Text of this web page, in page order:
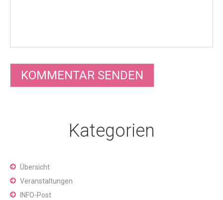
Kategorien
Übersicht
Veranstaltungen
INFO-Post